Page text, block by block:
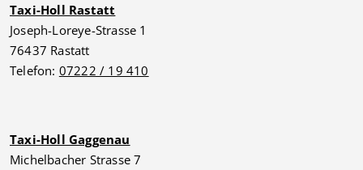
Taxi-Holl Rastatt
Joseph-Loreye-Strasse 1
76437 Rastatt
Telefon: 07222 / 19 410
Taxi-Holl Gaggenau
Michelbacher Strasse 7